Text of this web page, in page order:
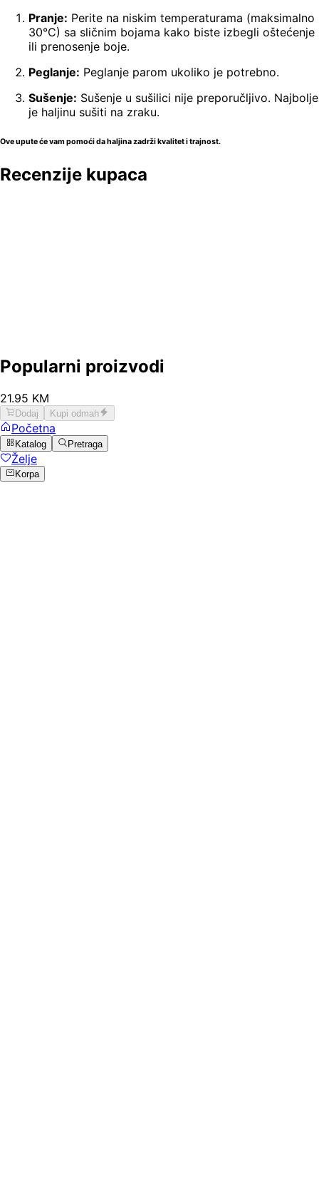
Pranje: Perite na niskim temperaturama (maksimalno
30°C) sa sličnim bojama kako biste izbegli oštećenje
ili prenosenje boje.
Peglanje: Peglanje parom ukoliko je potrebno.
Sušenje: Sušenje u sušilici nije preporučljivo. Najbolje
je haljinu sušiti na zraku.
Ove upute će vam pomoći da haljina zadrži kvalitet i trajnost.
Recenzije kupaca
Popularni proizvodi
21.95 KM
Dodaj Kupi odmah
Početna
Katalog Pretraga
Želje
Korpa